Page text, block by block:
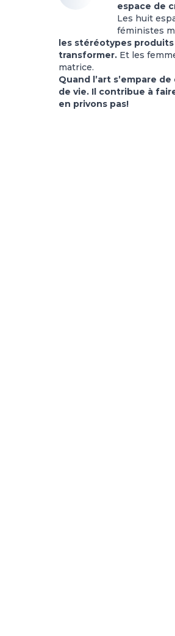
espace de
Les huit
féministes
les stéréotypes
transformer. Et les
matrice.
Quand l’art s’empare
de vie. Il contribue à
en privons pas!